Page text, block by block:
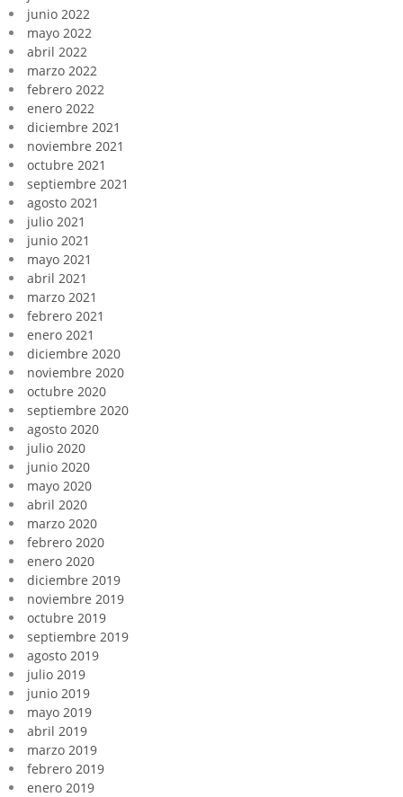
junio 2022
mayo 2022
abril 2022
marzo 2022
febrero 2022
enero 2022
diciembre 2021
noviembre 2021
octubre 2021
septiembre 2021
agosto 2021
julio 2021
junio 2021
mayo 2021
abril 2021
marzo 2021
febrero 2021
enero 2021
diciembre 2020
noviembre 2020
octubre 2020
septiembre 2020
agosto 2020
julio 2020
junio 2020
mayo 2020
abril 2020
marzo 2020
febrero 2020
enero 2020
diciembre 2019
noviembre 2019
octubre 2019
septiembre 2019
agosto 2019
julio 2019
junio 2019
mayo 2019
abril 2019
marzo 2019
febrero 2019
enero 2019